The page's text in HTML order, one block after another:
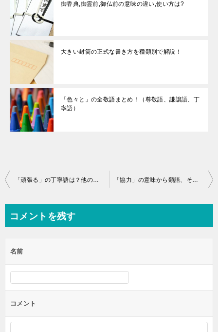
御香典,御霊前,御仏前の意味の違い,使い方は?
大きい封筒の正式な書き方を種類別で解説！
「色々と」の全敬語まとめ！（尊敬語、謙譲語、丁
寧語）
投
ビ
ー
シ
ン
「頑張る」の丁寧語は？他の敬語（尊敬、謙譲）も解説！ 「協力」の意味から類語、その違いを解説！
コメントを残す
名前
コメント